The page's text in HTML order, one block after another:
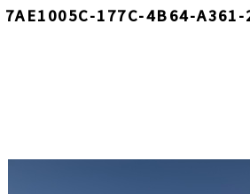
7AE1005C-177C-4B64-